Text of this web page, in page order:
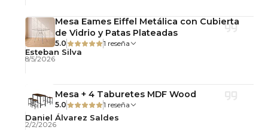
Mesa Eames Eiffel Metálica con Cubierta
de Vidrio y Patas Plateadas
5.0 1 reseña
Esteban Silva
8/5/2026
Mesa + 4 Taburetes MDF Wood
5.0 1 reseña
Daniel Álvarez Saldes
2/2/2026